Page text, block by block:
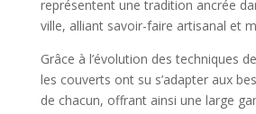
représentent une tradition ancrée
ville, alliant savoir-faire artisanal et
Grâce à l’évolution des techniques
les couverts ont su s’adapter aux
de chacun, offrant ainsi une large